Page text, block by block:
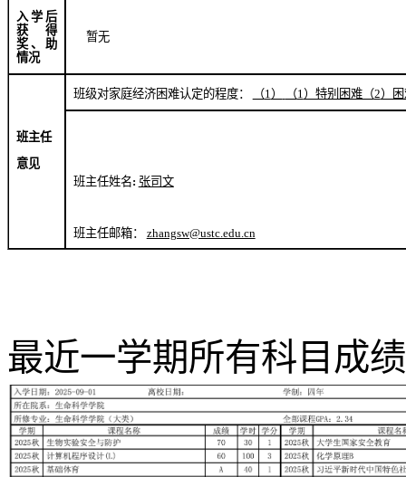
入学后
获得
奖、助
情况
暂无
班主任
意见
班级对家庭经济困难认定的程度： （1） （1）特别困难（2）
班主任姓名: 张司文
班主任邮箱： zhangsw@ustc.edu.cn
最近一学期所有科目成绩